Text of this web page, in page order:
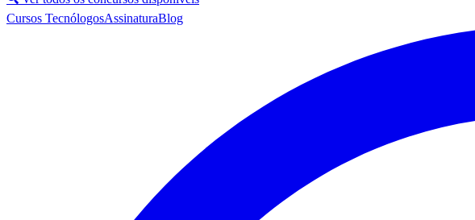
Cursos TecnólogosAssinaturaBlog